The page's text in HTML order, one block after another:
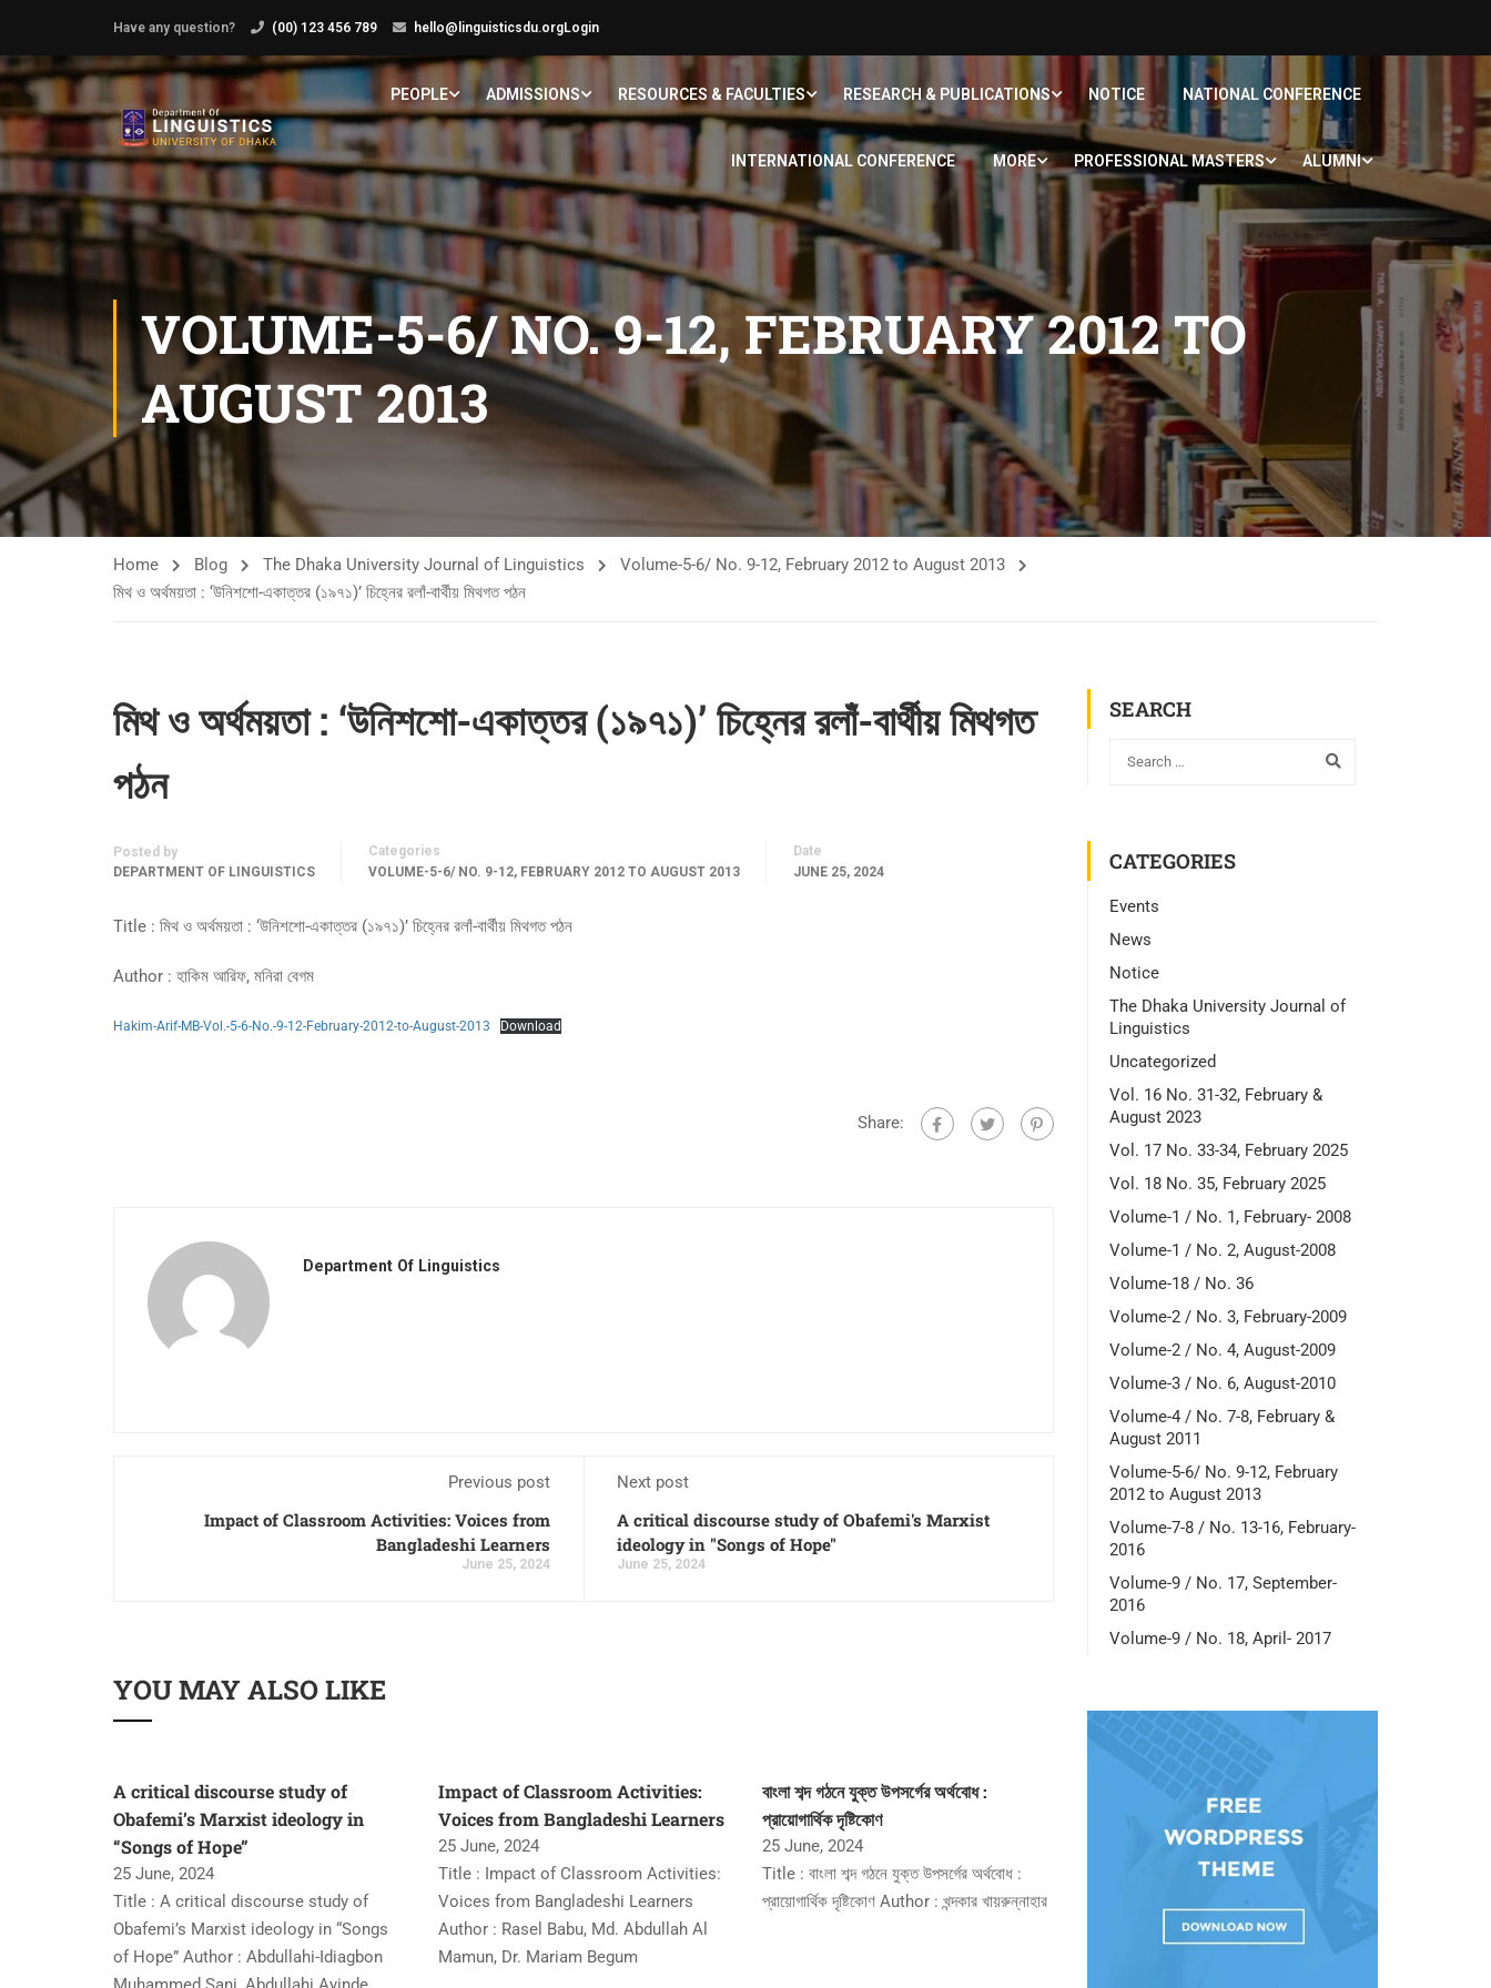
Have any question? (00) 123 456 789 hello@linguisticsdu.orgLogin
PEOPLE ADMISSIONS RESOURCES & FACULTIES RESEARCH & PUBLICATIONS NOTICE NATIONAL CONFERENCE
INTERNATIONAL CONFERENCE MORE PROFESSIONAL MASTERS ALUMNI
VOLUME-5-6/ NO. 9-12, FEBRUARY 2012 TO
AUGUST 2013
Home Blog The Dhaka University Journal of Linguistics
Volume-5-6/ No. 9-12, February 2012 to August 2013
মিথ ও অর্থময়তা : ‘উনিশশো-একাত্তর (১৯৭১)’ চিহ্নের রলাঁ-বার্থীয় মিথগত পঠন
মিথ ও অর্থময়তা : ‘উনিশশো-একাত্তর (১৯৭১)’ চিহ্নের রলাঁ-বার্থীয় মিথগত
পঠন
Posted by
DEPARTMENT OF LINGUISTICS
Categories
VOLUME-5-6/ NO. 9-12, FEBRUARY 2012 TO AUGUST 2013
Date
JUNE 25, 2024
Title : মিথ ও অর্থময়তা : ‘উনিশশো-একাত্তর (১৯৭১)’ চিহ্নের রলাঁ-বার্থীয় মিথগত পঠন
Author : হাকিম আরিফ, মনিরা বেগম
Hakim-Arif-MB-Vol.-5-6-No.-9-12-February-2012-to-August-2013 Download
Share:
Department Of Linguistics
Previous post
Impact of Classroom Activities: Voices from
Bangladeshi Learners
June 25, 2024
Next post
A critical discourse study of Obafemi's Marxist
ideology in "Songs of Hope"
June 25, 2024
YOU MAY ALSO LIKE
A critical discourse study of
Obafemi’s Marxist ideology in
“Songs of Hope”
25 June, 2024
Title : A critical discourse study of
Obafemi’s Marxist ideology in “Songs
of Hope” Author : Abdullahi-Idiagbon
Impact of Classroom Activities:
Voices from Bangladeshi Learners
25 June, 2024
Title : Impact of Classroom Activities:
Voices from Bangladeshi Learners
Author : Rasel Babu, Md. Abdullah Al
Mamun, Dr. Mariam Begum
বাংলা শব্দ গঠনে যুক্ত উপসর্গের অর্থবোধ :
প্রায়োগার্থিক দৃষ্টিকোণ
25 June, 2024
Title : বাংলা শব্দ গঠনে যুক্ত উপসর্গের অর্থবোধ :
প্রায়োগার্থিক দৃষ্টিকোণ Author : খন্দকার খায়রুন্নাহার
SEARCH
CATEGORIES
Events
News
Notice
The Dhaka University Journal of
Linguistics
Uncategorized
Vol. 16 No. 31-32, February &
August 2023
Vol. 17 No. 33-34, February 2025
Vol. 18 No. 35, February 2025
Volume-1 / No. 1, February- 2008
Volume-1 / No. 2, August-2008
Volume-18 / No. 36
Volume-2 / No. 3, February-2009
Volume-2 / No. 4, August-2009
Volume-3 / No. 6, August-2010
Volume-4 / No. 7-8, February &
August 2011
Volume-5-6/ No. 9-12, February
2012 to August 2013
Volume-7-8 / No. 13-16, February-
2016
Volume-9 / No. 17, September-
2016
Volume-9 / No. 18, April- 2017